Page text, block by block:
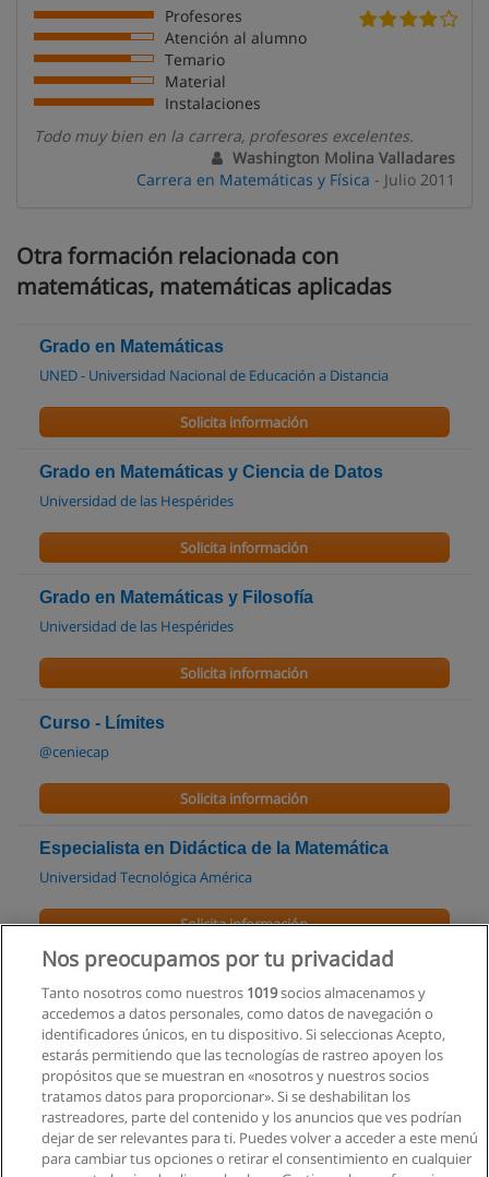
Profesores
Atención al alumno
Temario
Material
Instalaciones
Todo muy bien en la carrera, profesores excelentes.
Washington Molina Valladares
Carrera en Matemáticas y Física - Julio 2011
Otra formación relacionada con
matemáticas, matemáticas aplicadas
Grado en Matemáticas
UNED - Universidad Nacional de Educación a Distancia
Solicita información
Grado en Matemáticas y Ciencia de Datos
Universidad de las Hespérides
Solicita información
Grado en Matemáticas y Filosofía
Universidad de las Hespérides
Solicita información
Curso - Límites
@ceniecap
Solicita información
Especialista en Didáctica de la Matemática
Universidad Tecnológica América
Solicita información
Curso de Nivelación en Matemática
AITI-PICI Centro de Capacitación en Informática
Solicita información
Curso: Matemáticas y Desarrollo Emocional
IKU Matemáticas Valle de los Chillos
Nos preocupamos por tu privacidad
Tanto nosotros como nuestros 1019socios almacenamos y
accedemos a datos personales, como datos de navegación o
identificadores únicos, en tu dispositivo. Si seleccionas Acepto,
estarás permitiendo que las tecnologías de rastreo apoyen los
propósitos que se muestran en «nosotros y nuestros socios
tratamos datos para proporcionar». Si se deshabilitan los
rastreadores, parte del contenido y los anuncios que ves podrían
dejar de ser relevantes para ti. Puedes volver a acceder a este menú
para cambiar tus opciones o retirar el consentimiento en cualquier